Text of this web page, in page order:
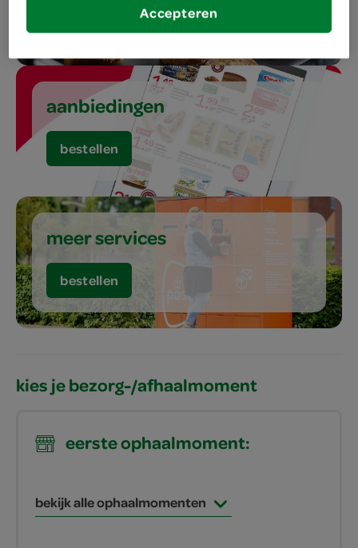
aanbiedingen
bestellen
meer services
bestellen
kies je bezorg-/afhaalmoment
eerste ophaalmoment:
bekijk alle ophaalmomenten
Accepteren